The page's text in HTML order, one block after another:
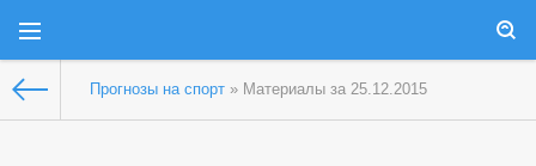
Прогнозы на спорт » Материалы за 25.12.2015